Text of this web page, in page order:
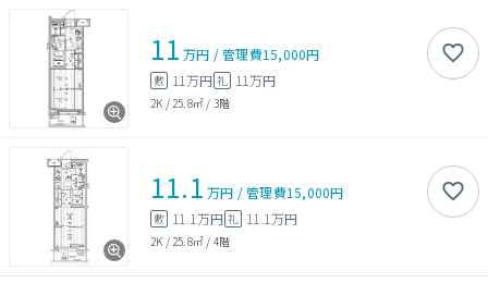
11 万円 /管理費15,000円
敷 11万円 礼 11万円
2K / 25.8㎡ / 3階
11.1 万円 /管理費15,000円
敷 11.1万円 礼 11.1万円
2K / 25.8㎡ / 4階